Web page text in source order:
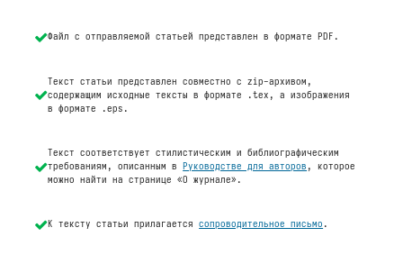
Файл с отправляемой статьей представлен в формате PDF.
Текст статьи представлен совместно с zip-архивом,
содержащим исходные тексты в формате .tex, а изображения
в формате .eps.
Текст соответствует стилистическим и библиографическим
требованиям, описанным вРуководстве для авторов , которое
можно найти на странице «О журнале».
К тексту статьи прилагаетсясопроводительное письмо .